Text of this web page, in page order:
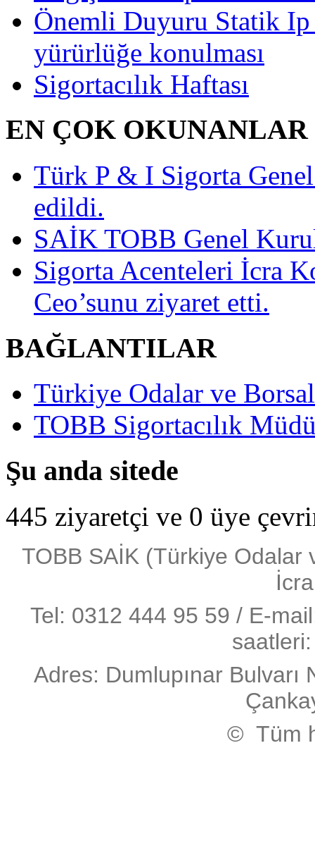
Önemli Duyuru Statik Ip
yürürlüğe konulması
Sigortacılık Haftası
EN ÇOK OKUNANLAR
Türk P & I Sigorta
edildi.
SAİK TOBB Genel
Sigorta Acenteleri İcra
Ceo’sunu ziyaret etti.
BAĞLANTILAR
Türkiye Odalar ve
TOBB Sigortacılık
Şu anda sitede
445 ziyaretçi ve 0 üye
TOBB SAİK (Türkiye Odalar
Tel: 0312 444 95 59 / E-
Adres: Dumlupınar
© Tüm